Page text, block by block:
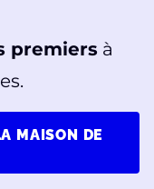
premiers à
MAISON DE